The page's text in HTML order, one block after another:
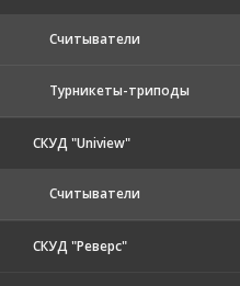
Считыватели
Турникеты-триподы
СКУД "Uniview"
Считыватели
СКУД "Реверс"